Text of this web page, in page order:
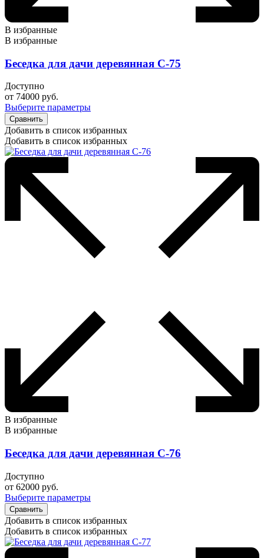
В избранные
В избранные
Беседка для дачи деревянная С-75
Доступно
от 74000 руб.
Выберите параметры
Сравнить
Добавить в список избранных
Добавить в список избранных
В избранные
В избранные
Беседка для дачи деревянная С-76
Доступно
от 62000 руб.
Выберите параметры
Сравнить
Добавить в список избранных
Добавить в список избранных